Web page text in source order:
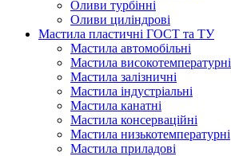
Оливи турбінні
Оливи циліндрові
Мастила пластичні ГОСТ та ТУ
Мастила автомобільні
Мастила високотемпературні
Мастила залізничні
Мастила індустріальні
Мастила канатні
Мастила консерваційні
Мастила низькотемпературні
Мастила приладові